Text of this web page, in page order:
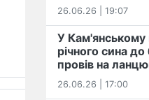
26.06.26 | 19:07
У Кам'янському
річного сина
провів на
26.06.26 | 17:00